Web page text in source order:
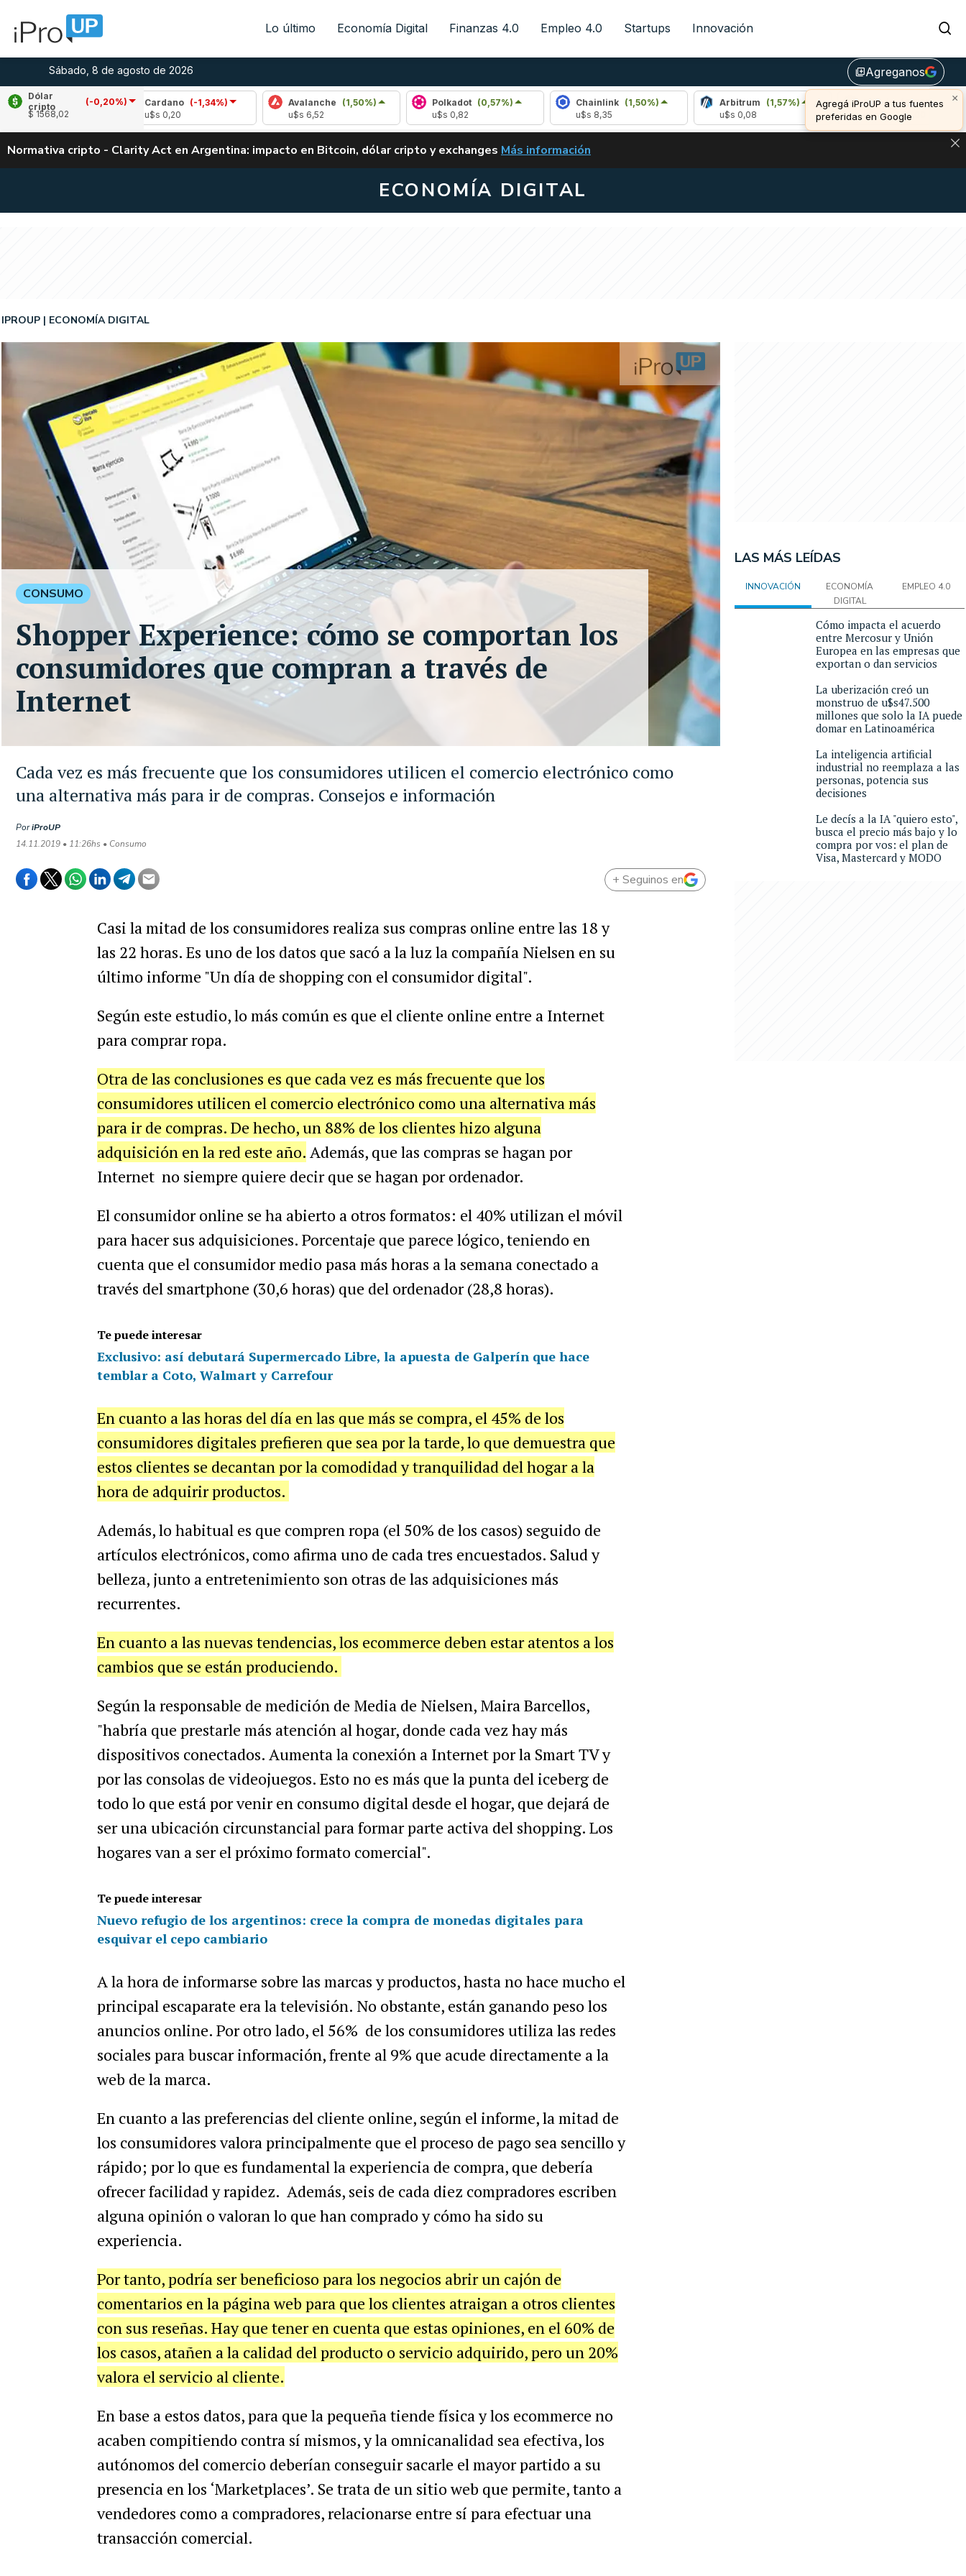
Lo último Economía Digital Finanzas 4.0 Empleo 4.0 Startups Innovación
Sábado, 8 de agosto de 2026 library_addAgreganos
×
Agregá iProUP a tus fuentes
preferidas en Google
Dólar
cripto
(-0,20%)
$ 1568,02
Cardano
(-1,34%)
Avalanche (1,50%)
Polkadot
(0,57%)
Chainlink
(1,50%)
Arbitrum
(1,57%)
Bitcoin (0,20%)
u$s 64.980,00
Normativa cripto - Clarity Act en Argentina: impacto en Bitcoin, dólar cripto y exchanges CLARITY ACT EN ARGENTINA: IMPACTO EN BITCOIN, DÓLAR CRIPTO Y EXCHANGES
Más información
ECONOMÍA DIGITAL
Cada vez es más frecuente que los consumidores utilicen el comercio electrónico como
una alternativa más para ir de compras. Consejos e información
IPROUP ECONOMÍA DIGITAL
PoriProUP
14.11.2019 • 11:26hs • Consumo
CONSUMO
Shopper Experience: cómo se comportan los
consumidores que compran a través de
Internet
+ Seguinos en
Casi la mitad de los consumidores realiza sus compras online entre las 18 y
las 22 horas. Es uno de los datos que sacó a la luz la compañía Nielsen en su
último informe "Un día de shopping con el consumidor digital".
Según este estudio, lo más común es que el cliente online entre a Internet
para comprar ropa.
Otra de las conclusiones es que cada vez es más frecuente que los
consumidores utilicen el comercio electrónico como una alternativa más
para ir de compras. De hecho, un 88% de los clientes hizo alguna
adquisición en la red este año. Además, que las compras se hagan por
Internet no siempre quiere decir que se hagan por ordenador.
El consumidor online se ha abierto a otros formatos: el 40% utilizan el móvil
para hacer sus adquisiciones. Porcentaje que parece lógico, teniendo en
cuenta que el consumidor medio pasa más horas a la semana conectado a
través del smartphone (30,6 horas) que del ordenador (28,8 horas).
Te puede interesar
Exclusivo: así debutará Supermercado Libre, la apuesta de Galperín que hace
temblar a Coto, Walmart y Carrefour
En cuanto a las horas del día en las que más se compra, el 45% de los
consumidores digitales prefieren que sea por la tarde, lo que demuestra que
estos clientes se decantan por la comodidad y tranquilidad del hogar a la
hora de adquirir productos.
Además, lo habitual es que compren ropa (el 50% de los casos) seguido de
artículos electrónicos, como afirma uno de cada tres encuestados. Salud y
belleza, junto a entretenimiento son otras de las adquisiciones más
recurrentes.
En cuanto a las nuevas tendencias, los ecommerce deben estar atentos a los
cambios que se están produciendo.
Según la responsable de medición de Media de Nielsen, Maira Barcellos,
"habría que prestarle más atención al hogar, donde cada vez hay más
dispositivos conectados. Aumenta la conexión a Internet por la Smart TV y
por las consolas de videojuegos. Esto no es más que la punta del iceberg de
todo lo que está por venir en consumo digital desde el hogar, que dejará de
ser una ubicación circunstancial para formar parte activa del shopping. Los
hogares van a ser el próximo formato comercial".
Te puede interesar
Nuevo refugio de los argentinos: crece la compra de monedas digitales para
esquivar el cepo cambiario
A la hora de informarse sobre las marcas y productos, hasta no hace mucho el
principal escaparate era la televisión. No obstante, están ganando peso los
anuncios online. Por otro lado, el 56% de los consumidores utiliza las redes
sociales para buscar información, frente al 9% que acude directamente a la
web de la marca.
En cuanto a las preferencias del cliente online, según el informe, la mitad de
los consumidores valora principalmente que el proceso de pago sea sencillo y
rápido; por lo que es fundamental la experiencia de compra, que debería
ofrecer facilidad y rapidez. Además, seis de cada diez compradores escriben
alguna opinión o valoran lo que han comprado y cómo ha sido su
experiencia.
Por tanto, podría ser beneficioso para los negocios abrir un cajón de
comentarios en la página web para que los clientes atraigan a otros clientes
con sus reseñas. Hay que tener en cuenta que estas opiniones, en el 60% de
los casos, atañen a la calidad del producto o servicio adquirido, pero un 20%
valora el servicio al cliente.
En base a estos datos, para que la pequeña tiende física y los ecommerce no
acaben compitiendo contra sí mismos, y la omnicanalidad sea efectiva, los
autónomos del comercio deberían conseguir sacarle el mayor partido a su
presencia en los ‘Marketplaces’. Se trata de un sitio web que permite, tanto a
vendedores como a compradores, relacionarse entre sí para efectuar una
transacción comercial.
LAS MÁS LEÍDAS
INNOVACIÓN
ECONOMÍA
DIGITAL
EMPLEO 4.0
Cómo impacta el acuerdo
entre Mercosur y Unión
Europea en las empresas que
exportan o dan servicios
La uberización creó un
monstruo de u$s47.500
millones que solo la IA puede
domar en Latinoamérica
La inteligencia artificial
industrial no reemplaza a las
personas, potencia sus
decisiones
Le decís a la IA "quiero esto",
busca el precio más bajo y lo
compra por vos: el plan de
Visa, Mastercard y MODO